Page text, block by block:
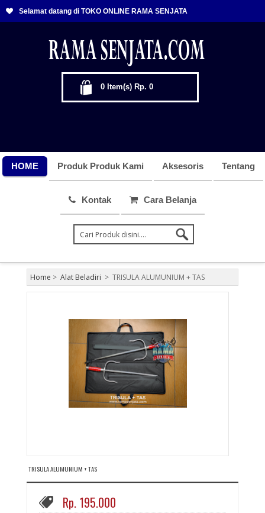
Selamat datang di TOKO ONLINE RAMA SENJATA
0 Item(s) Rp. 0
HOME Produk Produk Kami Aksesoris Tentang
Kontak Cara Belanja
Home > Alat Beladiri > TRISULA ALUMUNIUM + TAS
TRISULA ALUMUNIUM + TAS
Rp. 195.000